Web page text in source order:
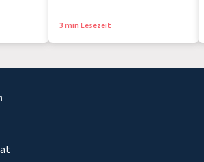
3 min Lesezeit